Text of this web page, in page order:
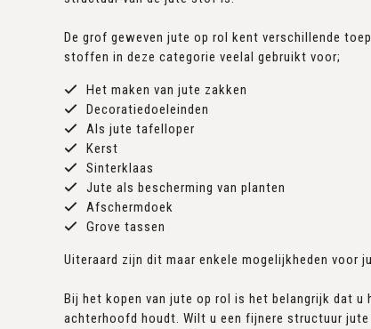
De grof geweven jute op rol kent verschillende
stoffen in deze categorie veelal gebruikt voor;
Het maken van jute zakken
Decoratiedoeleinden
Als jute tafelloper
Kerst
Sinterklaas
Jute als bescherming van planten
Afschermdoek
Grove tassen
Uiteraard zijn dit maar enkele mogelijkheden voor
Bij het kopen van jute op rol is het belangrijk dat u
achterhoofd houdt. Wilt u een fijnere structuur